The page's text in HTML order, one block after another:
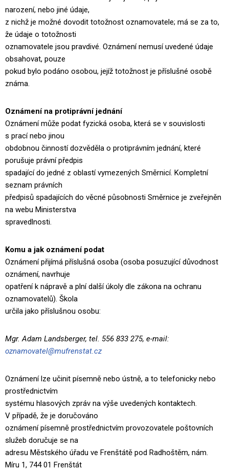
narození, nebo jiné údaje,
z nichž je možné dovodit totožnost oznamovatele; má se za to,
že údaje o totožnosti
oznamovatele jsou pravdivé. Oznámení nemusí uvedené údaje
obsahovat, pouze
pokud bylo podáno osobou, jejíž totožnost je příslušné osobě
známa.
Oznámení na protiprávní jednání
Oznámení může podat fyzická osoba, která se v souvislosti
s prací nebo jinou
obdobnou činností dozvěděla o protiprávním jednání, které
porušuje právní předpis
spadající do jedné z oblastí vymezených Směrnicí. Kompletní
seznam právních
předpisů spadajících do věcné působnosti Směrnice je zveřejněn
na webu Ministerstva
spravedlnosti.
Komu a jak oznámení podat
Oznámení přijímá příslušná osoba (osoba posuzující důvodnost
oznámení, navrhuje
opatření k nápravě a plní další úkoly dle zákona na ochranu
oznamovatelů). Škola
určila jako příslušnou osobu:
Mgr. Adam Landsberger, tel. 556 833 275, e-mail:
oznamovatel@mufrenstat.cz
Oznámení lze učinit písemně nebo ústně, a to telefonicky nebo
prostřednictvím
systému hlasových zpráv na výše uvedených kontaktech.
V případě, že je doručováno
oznámení písemně prostřednictvím provozovatele poštovních
služeb doručuje se na
adresu Městského úřadu ve Frenštátě pod Radhoštěm, nám.
Míru 1, 744 01 Frenštát